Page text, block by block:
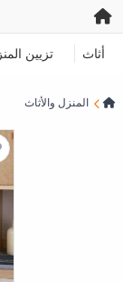
أثاث تزيين
المنزل والأثاث